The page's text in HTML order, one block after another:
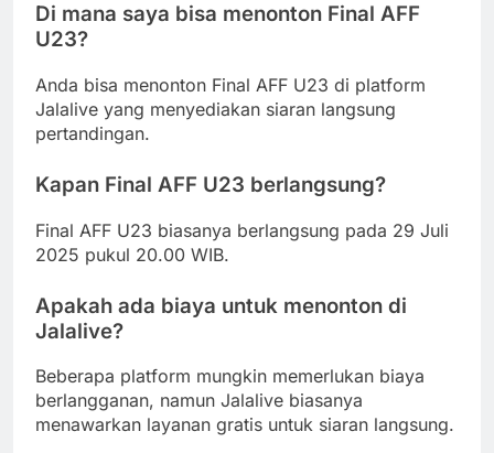
Di mana saya bisa menonton Final AFF
U23?
Anda bisa menonton Final AFF U23 di platform
Jalalive yang menyediakan siaran langsung
pertandingan.
Kapan Final AFF U23 berlangsung?
Final AFF U23 biasanya berlangsung pada 29 Juli
2025 pukul 20.00 WIB.
Apakah ada biaya untuk menonton di
Jalalive?
Beberapa platform mungkin memerlukan biaya
berlangganan, namun Jalalive biasanya
menawarkan layanan gratis untuk siaran langsung.